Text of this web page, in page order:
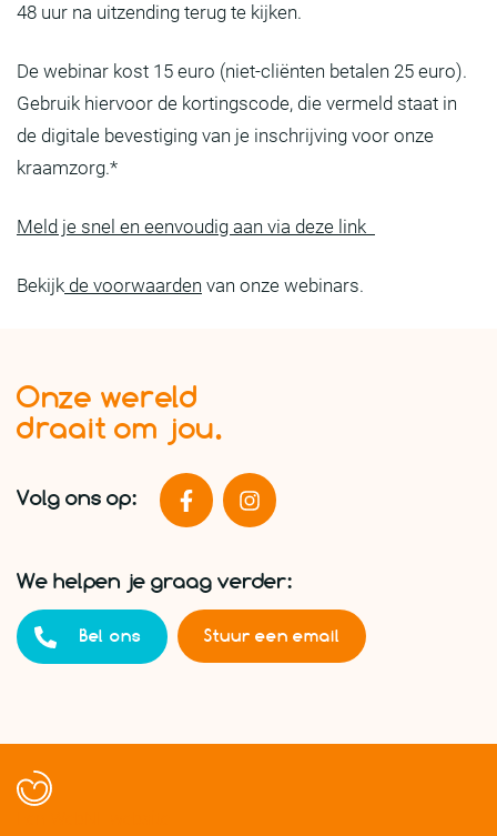
48 uur na uitzending terug te kijken.
De webinar kost 15 euro (niet-cliënten betalen 25 euro).
Gebruik hiervoor de kortingscode, die vermeld staat in
de digitale bevestiging van je inschrijving voor onze
kraamzorg.*
Meld je snel en eenvoudig aan via deze link
Bekijk de voorwaarden van onze webinars.
Onze wereld
draait om jou.
Volg ons op:
We helpen je graag verder:
Bel ons Stuur een email